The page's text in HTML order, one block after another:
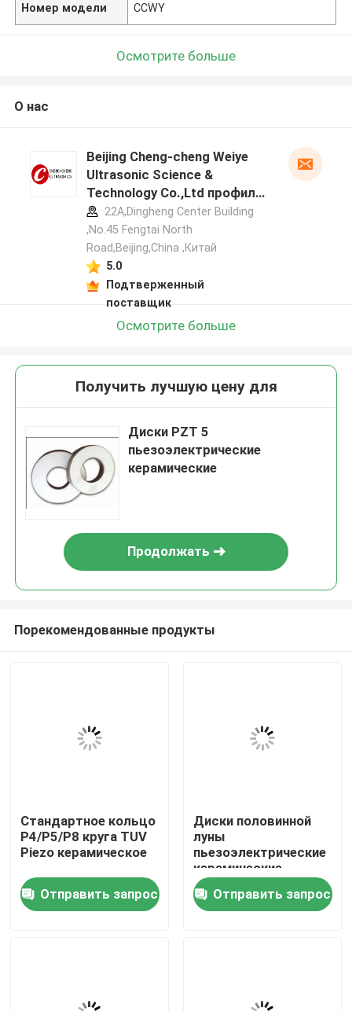
Дом
Номер модели CCWY
Осмотрите больше
О нас
Beijing Cheng-cheng Weiye
Ultrasonic Science &
Technology Co.,Ltd профиль
производителя
22A,Dingheng Center Building
,No.45 Fengtai North
Road,Beijing,China ,Китай
5.0
Подтверженный
поставщик
Осмотрите больше
Получить лучшую цену для
Диски PZT 5
пьезоэлектрические
керамические
Продолжать
Порекомендованные продукты
Стандартное кольцо
P4/P5/P8 круга TUV
Piezo керамическое
Отправить запрос
Диски половинной
луны
пьезоэлектрические
керамические
Отправить запрос